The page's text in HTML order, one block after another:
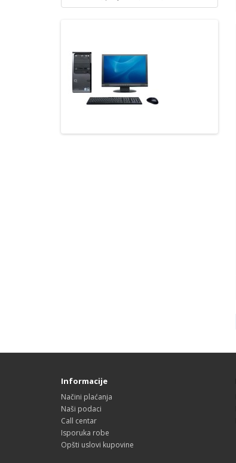
Informacije
Načini plaćanja
Naši podaci
Call centar
Isporuka robe
Opšti uslovi kupovine